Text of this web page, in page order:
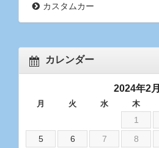
カスタムカー
カレンダー
2024年2月
月 火 水 木
1
5
6 7 8